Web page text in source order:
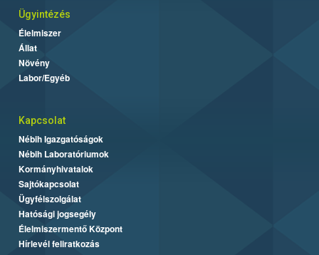
Ügyintézés
Élelmiszer
Állat
Növény
Labor/Egyéb
Kapcsolat
Nébih Igazgatóságok
Nébih Laboratóriumok
Kormányhivatalok
Sajtókapcsolat
Ügyfélszolgálat
Hatósági jogsegély
Élelmiszermentő Központ
Hírlevél feliratkozás